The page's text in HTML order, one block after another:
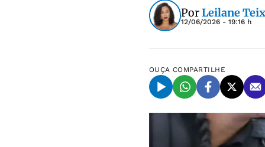
PorLeilane
12/06/2026 - 19:16 h
OUÇA COMPARTILHE